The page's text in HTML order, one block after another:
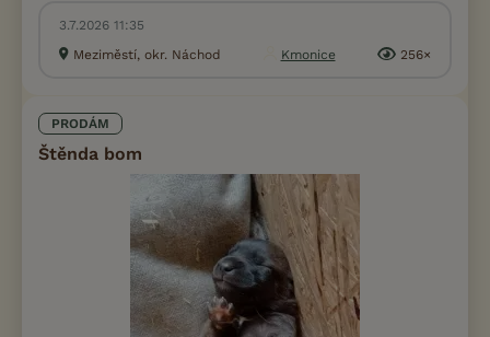
3.7.2026 11:35
Meziměstí, okr. Náchod
Kmonice 256×
PRODÁM
Štěnda bom